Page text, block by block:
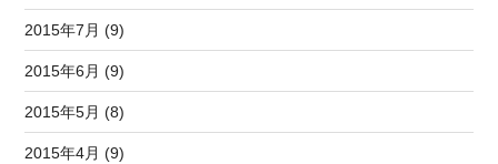
2015年7月 (9)
2015年6月 (9)
2015年5月 (8)
2015年4月 (9)